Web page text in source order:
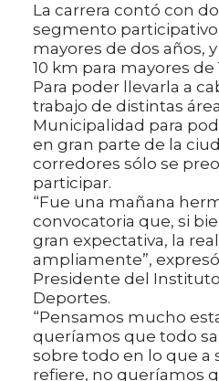
La carrera contó con
segmento participativo
mayores de dos años,
10 km para mayores de
Para poder llevarla a
trabajo de distintas
Municipalidad para
en gran parte de la
corredores sólo se
participar.
“Fue una mañana
convocatoria que, si
gran expectativa, la
ampliamente”,
Presidente del
Deportes.
“Pensamos mucho
queríamos que todo
sobre todo en lo que a
refiere, no queríamos